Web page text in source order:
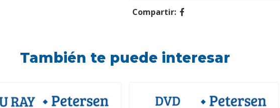
Compartir:
También te puede interesar